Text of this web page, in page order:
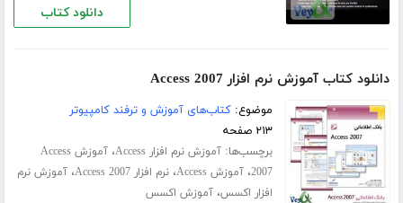
دانلود کتاب
دانلود کتاب آموزش نرم افزار Access 2007
موضوع:کتاب‌های آموزش و ترفند کامپیوتر
۲۱۳ صفحه
برچسب‌ها:آموزش نرم افزار Access ،
آموزش Access
2007،آموزش Access ،نرم افزار Access 2007 ،آموزش نرم
افزار اکسس،آموزش اکسس